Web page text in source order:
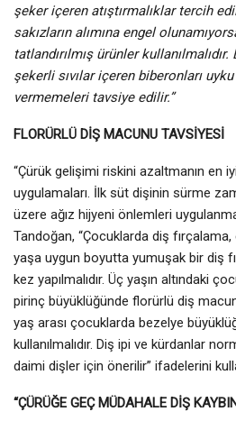
şeker içeren atıştırmalıklar tercih
sakızların alımına engel
tatlandırılmış ürünler kullanılmalıdır.
şekerli sıvılar içeren biberonları
vermemeleri tavsiye edilir.”
FLORÜRLÜ DİŞ MACUNU TAVSİYESİ
“Çürük gelişimi riskini azaltmanın en
uygulamaları. İlk süt dişinin sürme
üzere ağız hijyeni önlemleri
Tandoğan, “Çocuklarda diş
yaşa uygun boyutta yumuşak bir diş
kez yapılmalıdır. Üç yaşın altındaki
pirinç büyüklüğünde florürlü diş
yaş arası çocuklarda bezelye
kullanılmalıdır. Diş ipi ve kürdanlar
daimi dişler için önerilir” ifadelerini
“ÇÜRÜĞE GEÇ MÜDAHALE DİŞ